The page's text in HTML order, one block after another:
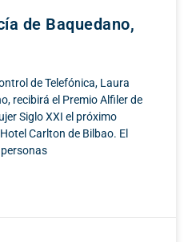
de Baquedano,
de Telefónica, Laura
recibirá el Premio Alfiler de
Siglo XXI el próximo
Carlton de Bilbao. El